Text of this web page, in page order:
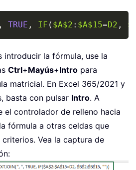
, TRUE , IF ( $A$2 : $A$15=D2 ,
Copy
introducir la fórmula, use la
Ctrl+Mayús+Intro para
matricial. En Excel 365/2021 y
basta con pulsar Intro. A
el controlador de relleno hacia
fórmula a otras celdas que
Vea la captura de